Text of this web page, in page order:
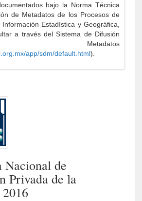
bajo la Norma Técnica
de Metadatos de los Procesos de
Estadística y Geográfica,
a través del Sistema de Difusión
app/sdm/default.html).
Nacional de
Privada de la